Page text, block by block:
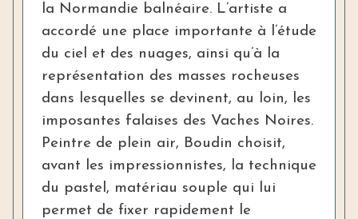
la Normandie balnéaire. L’artiste a
accordé une place importante à l’étude
du ciel et des nuages, ainsi qu’à la
représentation des masses rocheuses
dans lesquelles se devinent, au loin, les
imposantes falaises des Vaches Noires.
Peintre de plein air, Boudin choisit,
avant les impressionnistes, la technique
du pastel, matériau souple qui lui
permet de fixer rapidement le